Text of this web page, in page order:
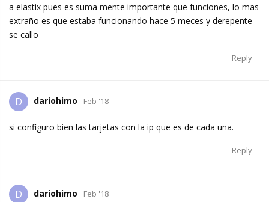
a elastix pues es suma mente importante que funciones, lo mas
extraño es que estaba funcionando hace 5 meces y derepente
se callo
Reply
D dariohimo Feb '18
si configuro bien las tarjetas con la ip que es de cada una.
Reply
D dariohimo Feb '18